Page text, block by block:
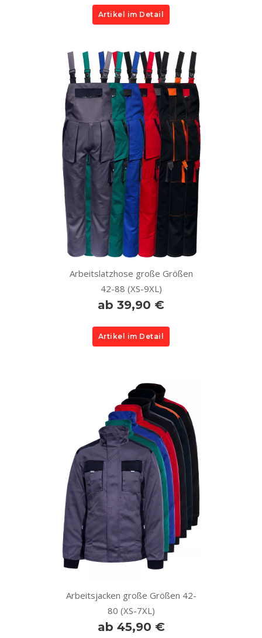
Artikel im Detail
Arbeitslatzhose große Größen
42-88 (XS-9XL)
ab 39,90 €
Artikel im Detail
Arbeitsjacken große Größen 42-
80 (XS-7XL)
ab 45,90 €